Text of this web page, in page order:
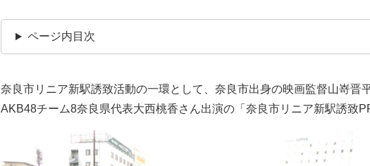
ページ内目次
奈良市リニア新駅誘致活動の一環として、奈良市出身の映画監督山嵜晋
AKB48チーム8奈良県代表大西桃香さん出演の「奈良市リニア新駅誘致